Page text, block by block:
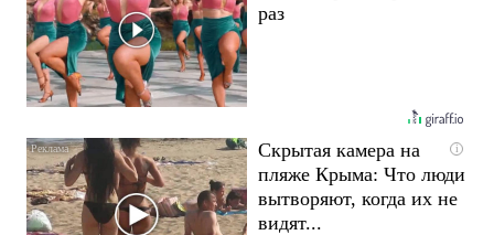
раз
i
Скрытая камера на
пляже Крыма: Что люди
вытворяют, когда их не
видят...